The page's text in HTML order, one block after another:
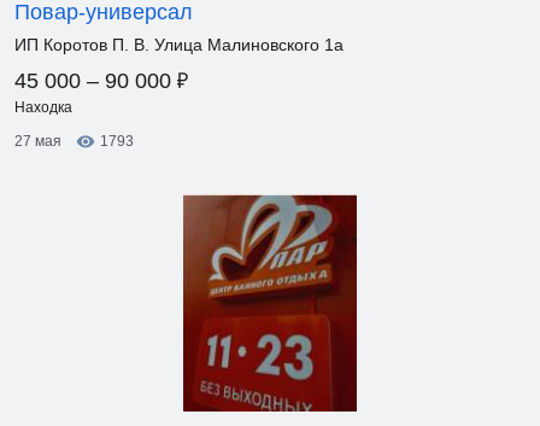
Повар-универсал
ИП Коротов П. В. Улица Малиновского 1а
45 000 – 90 000 ₽
Находка
27 мая
1793